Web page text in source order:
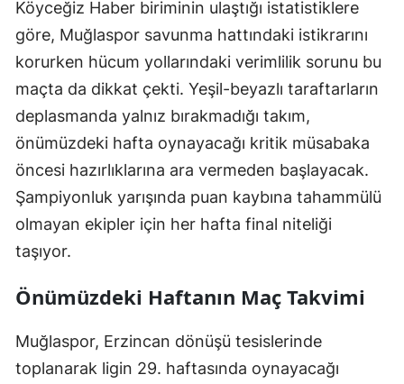
Köyceğiz Haber biriminin ulaştığı istatistiklere
göre, Muğlaspor savunma hattındaki istikrarını
korurken hücum yollarındaki verimlilik sorunu bu
maçta da dikkat çekti. Yeşil-beyazlı taraftarların
deplasmanda yalnız bırakmadığı takım,
önümüzdeki hafta oynayacağı kritik müsabaka
öncesi hazırlıklarına ara vermeden başlayacak.
Şampiyonluk yarışında puan kaybına tahammülü
olmayan ekipler için her hafta final niteliği
taşıyor.
Önümüzdeki Haftanın Maç Takvimi
Muğlaspor, Erzincan dönüşü tesislerinde
toplanarak ligin 29. haftasında oynayacağı